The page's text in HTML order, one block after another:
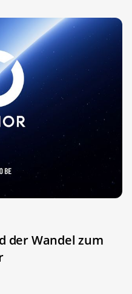
der Wandel zum